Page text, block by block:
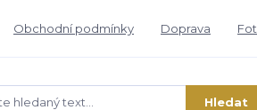
Obchodní podmínky Doprava
Hledat